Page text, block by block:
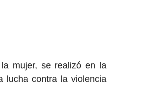
mujer, se realizó en la
lucha contra la violencia